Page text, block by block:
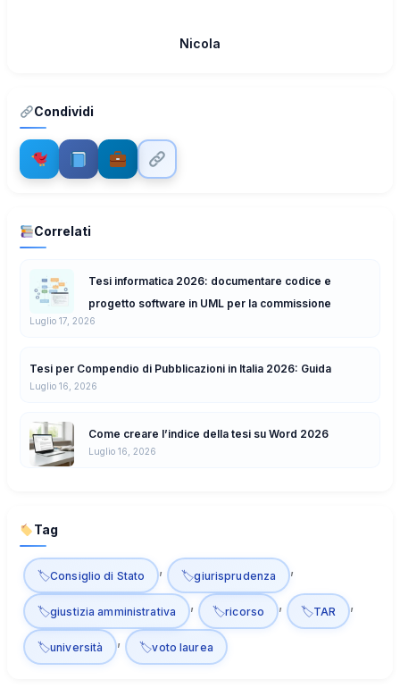
Nicola
Condividi
Correlati
Tesi informatica 2026: documentare codice e
progetto software in UML per la commissione
Luglio 17, 2026
Tesi per Compendio di Pubblicazioni in Italia 2026: Guida
Luglio 16, 2026
Come creare l’indice della tesi su Word 2026
Luglio 16, 2026
Tag
Consiglio di Stato , giurisprudenza ,
giustizia amministrativa , ricorso , TAR ,
università , voto laurea